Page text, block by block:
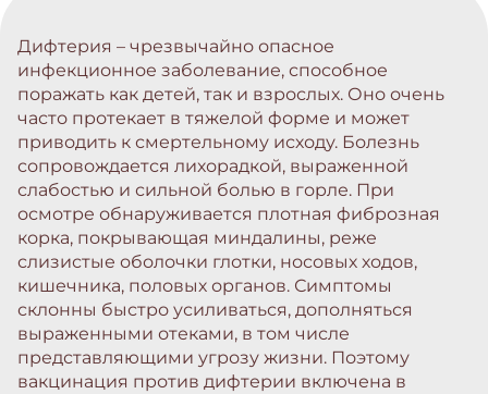
Дифтерия – чрезвычайно опасное
инфекционное заболевание, способное
поражать как детей, так и взрослых. Оно очень
часто протекает в тяжелой форме и может
приводить к смертельному исходу. Болезнь
сопровождается лихорадкой, выраженной
слабостью и сильной болью в горле. При
осмотре обнаруживается плотная фиброзная
корка, покрывающая миндалины, реже
слизистые оболочки глотки, носовых ходов,
кишечника, половых органов. Симптомы
склонны быстро усиливаться, дополняться
выраженными отеками, в том числе
представляющими угрозу жизни. Поэтому
вакцинация против дифтерии включена в